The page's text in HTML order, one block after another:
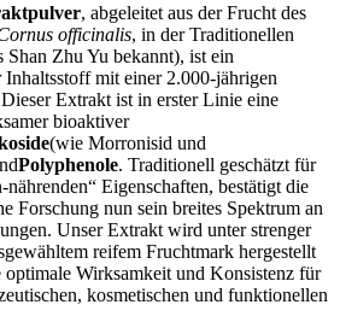
, abgeleitet aus der Frucht des
officinalis, in der Traditionellen
Zhu Yu bekannt), ist ein
mit einer 2.000-jährigen
Extrakt ist in erster Linie eine
bioaktiver
(wie Morronisid und
Polyphenole. Traditionell geschätzt für
Eigenschaften, bestätigt die
Forschung nun sein breites Spektrum an
Unser Extrakt wird unter strenger
reifem Fruchtmark hergestellt
optimale Wirksamkeit und Konsistenz für
kosmetischen und funktionellen